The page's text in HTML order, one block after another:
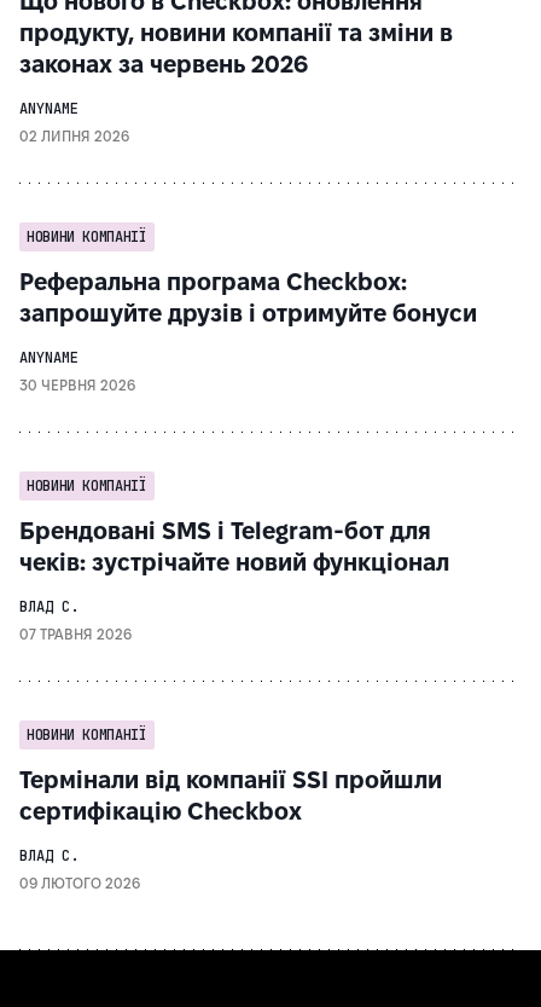
продукту, новини компанії та зміни в
законах за червень 2026
ANYNAME
02 ЛИПНЯ 2026
НОВИНИ КОМПАНІЇ
Реферальна програма Checkbox:
запрошуйте друзів і отримуйте бонуси
ANYNAME
30 ЧЕРВНЯ 2026
НОВИНИ КОМПАНІЇ
Брендовані SMS і Telegram-бот для
чеків: зустрічайте новий функціонал
ВЛАД С.
07 ТРАВНЯ 2026
НОВИНИ КОМПАНІЇ
Термінали від компанії SSI пройшли
сертифікацію Checkbox
ВЛАД С.
09 ЛЮТОГО 2026